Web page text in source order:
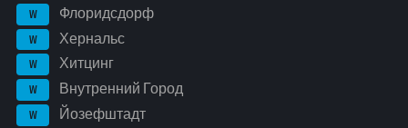
W Флоридсдорф
W Хернальс
W Хитцинг
W Внутренний Город
W Йозефштадт